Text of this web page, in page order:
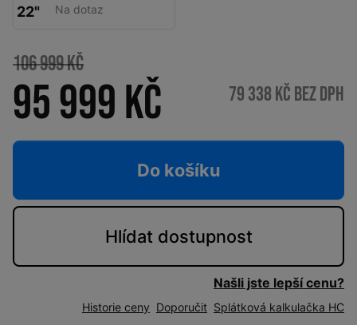
22"
Na dotaz
106 999 Kč
95 999 Kč 79 338 Kč bez DPH
Do košíku
Hlídat dostupnost
Našli jste lepší cenu?
Historie ceny Doporučit Splátková kalkulačka HC